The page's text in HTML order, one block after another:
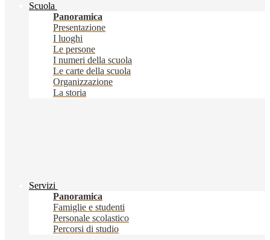
Scuola
Panoramica
Presentazione
I luoghi
Le persone
I numeri della scuola
Le carte della scuola
Organizzazione
La storia
Servizi
Panoramica
Famiglie e studenti
Personale scolastico
Percorsi di studio